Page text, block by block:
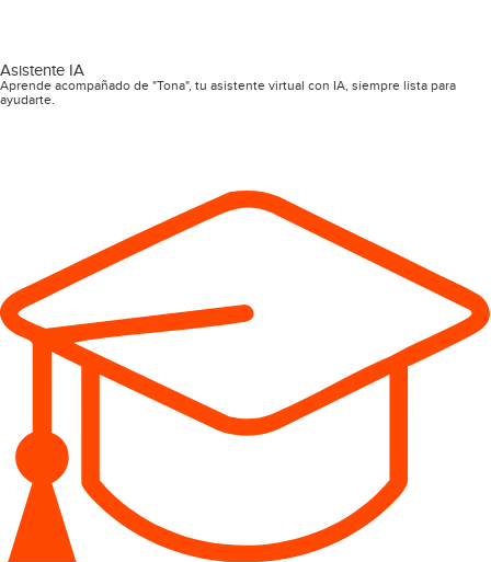
Asistente IA
Aprende acompañado de "Tona", tu asistente virtual con IA, siempre lista para
ayudarte.